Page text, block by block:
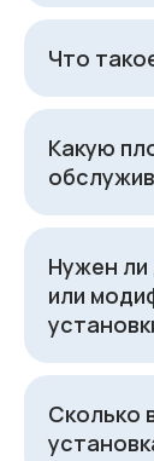
Что
Какую
Нужен
или
Сколько